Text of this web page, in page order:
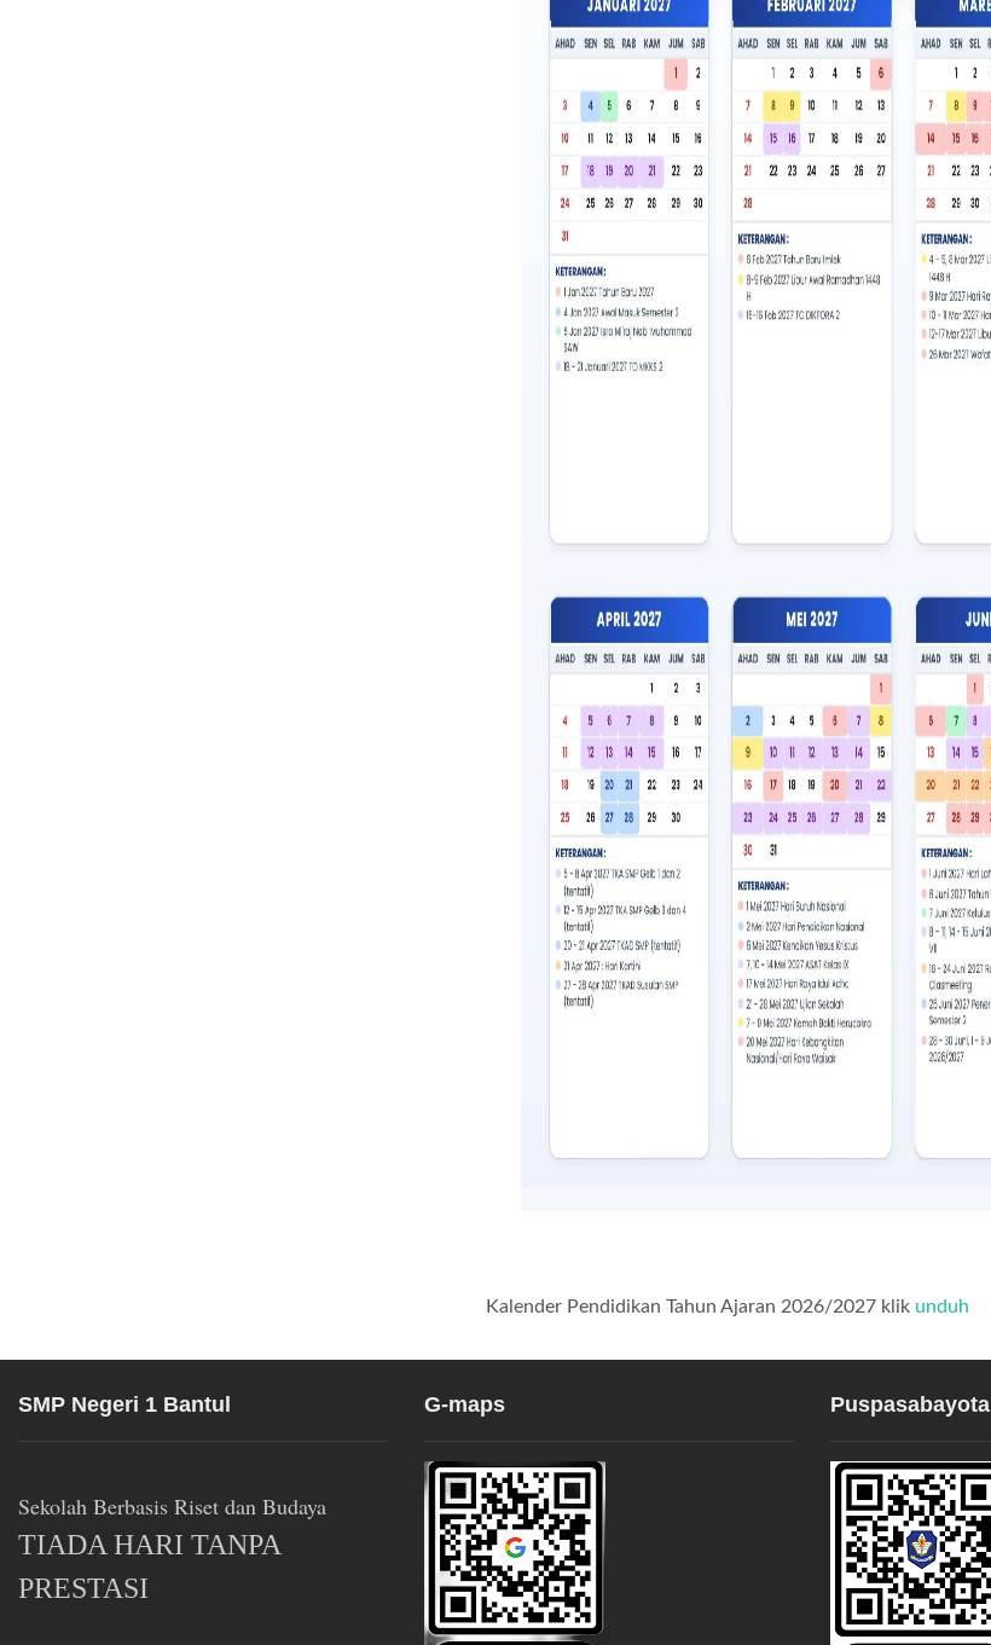
Kalender Pendidikan Tahun Ajaran 2026/2027 klik unduh
SMP Negeri 1 Bantul
Sekolah Berbasis Riset dan Budaya
TIADA HARI TANPA
PRESTASI
G-maps Puspasabayota